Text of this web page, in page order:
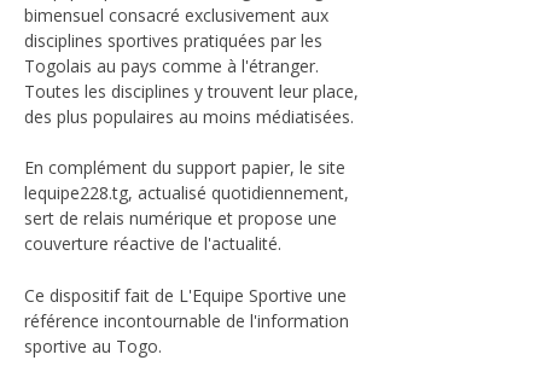
bimensuel consacré exclusivement aux
disciplines sportives pratiquées par les
Togolais au pays comme à l'étranger.
Toutes les disciplines y trouvent leur place,
des plus populaires au moins médiatisées.
En complément du support papier, le site
lequipe228.tg, actualisé quotidiennement,
sert de relais numérique et propose une
couverture réactive de l'actualité.
Ce dispositif fait de L'Equipe Sportive une
référence incontournable de l'information
sportive au Togo.